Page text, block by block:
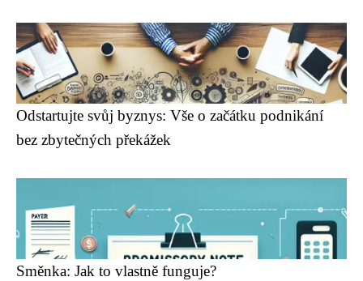
Odstartujte svůj byznys: Vše o začátku podnikání
bez zbytečných překážek
Směnka: Jak to vlastně funguje?